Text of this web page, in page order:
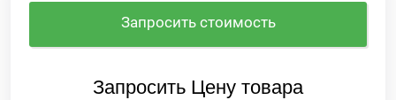
Запросить стоимость
Запросить Цену товара